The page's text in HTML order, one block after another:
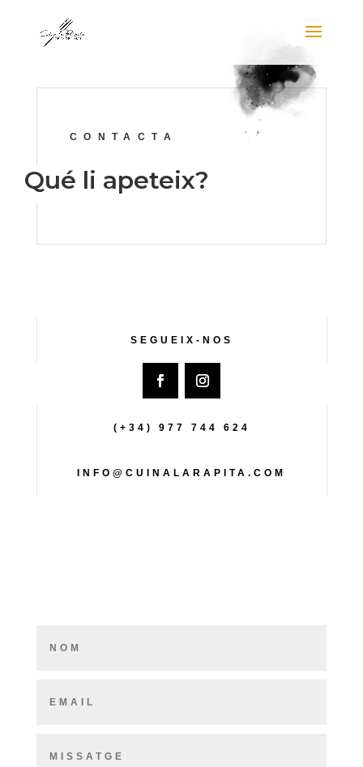
CONTACTA
Qué li apeteix?
SEGUEIX-NOS
(+34) 977 744 624
INFO@CUINALARAPITA.COM